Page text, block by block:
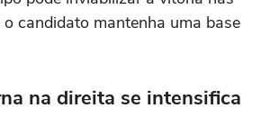
candidato mantenha uma base
na direita se intensifica